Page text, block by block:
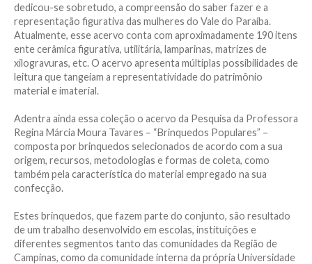
dedicou-se sobretudo, a compreensão do saber fazer e a
representação figurativa das mulheres do Vale do Paraíba.
Atualmente, esse acervo conta com aproximadamente 190 itens
ente cerâmica figurativa, utilitária, lamparinas, matrizes de
xilogravuras, etc. O acervo apresenta múltiplas possibilidades de
leitura que tangeiam a representatividade do patrimônio
material e imaterial.
Adentra ainda essa coleção o acervo da Pesquisa da Professora
Regina Márcia Moura Tavares – “Brinquedos Populares” –
composta por brinquedos selecionados de acordo com a sua
origem, recursos, metodologias e formas de coleta, como
também pela característica do material empregado na sua
confecção.
Estes brinquedos, que fazem parte do conjunto, são resultado
de um trabalho desenvolvido em escolas, instituições e
diferentes segmentos tanto das comunidades da Região de
Campinas, como da comunidade interna da própria Universidade